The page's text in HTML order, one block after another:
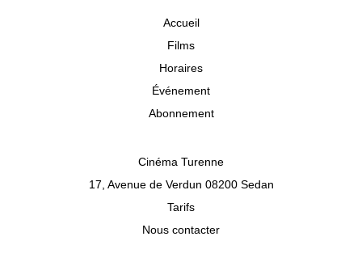
Accueil
Films
Horaires
Événement
Abonnement
Cinéma Turenne
17, Avenue de Verdun 08200 Sedan
Tarifs
Nous contacter